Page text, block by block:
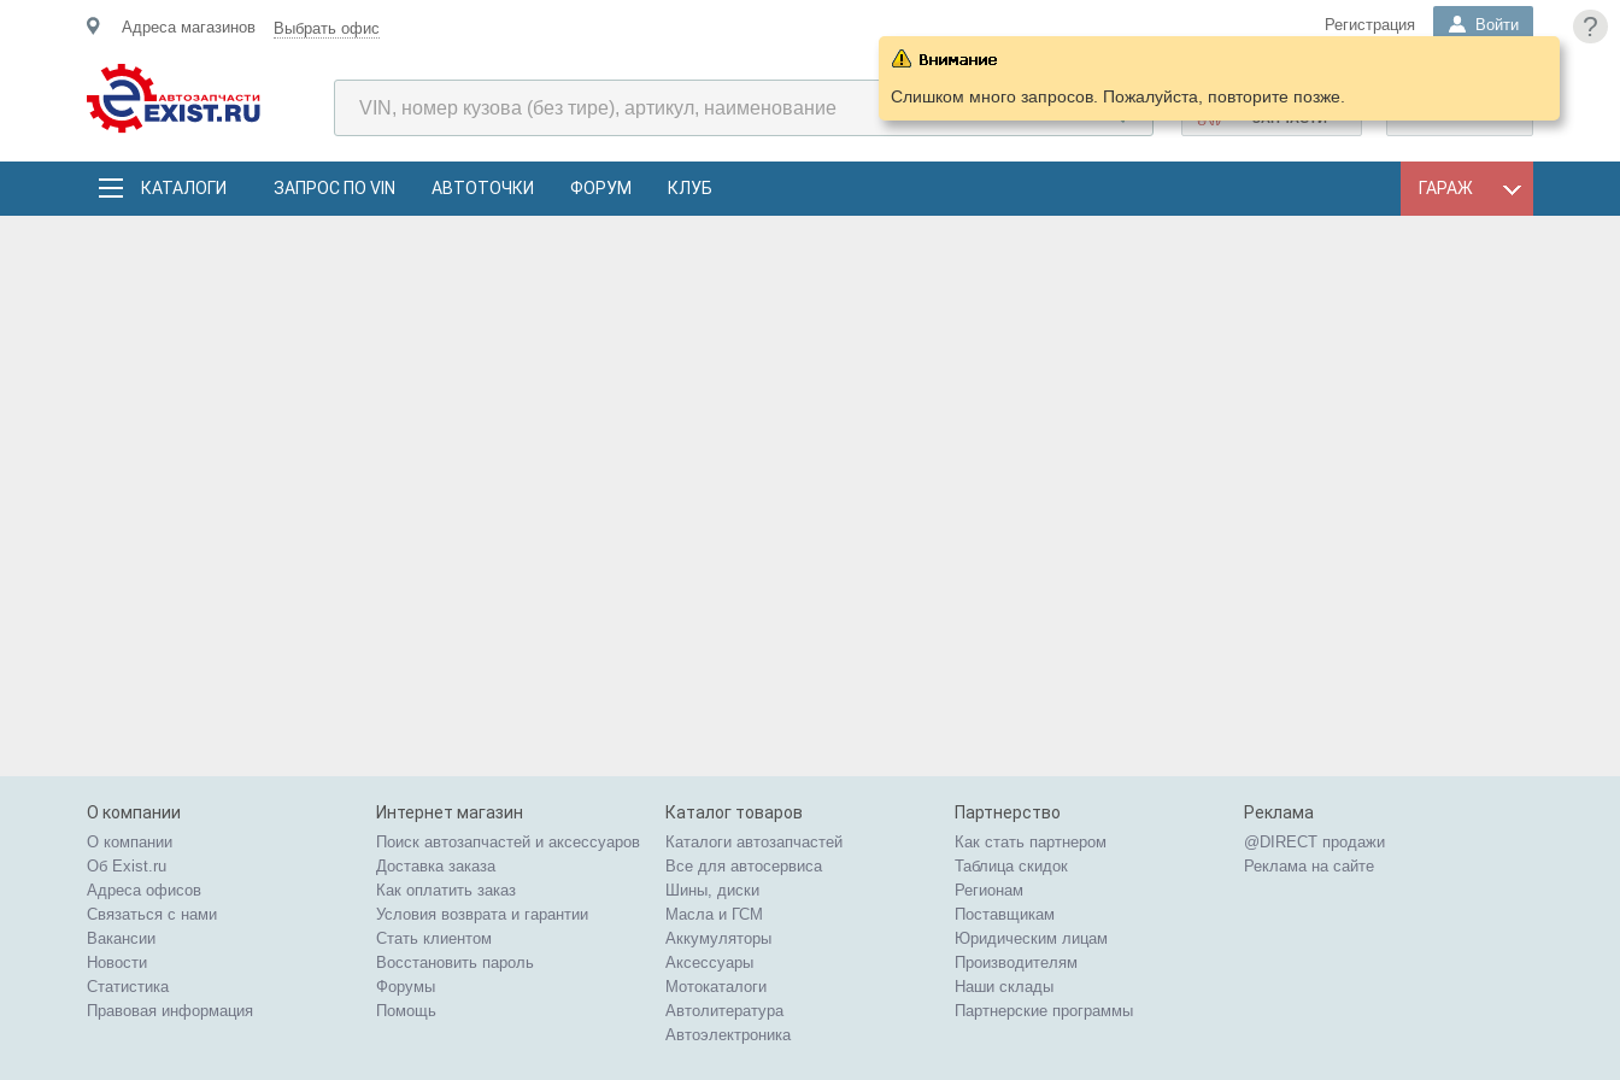
?
Адреса магазинов Выбрать офис Регистрация Войти
ПОДОБРАТЬ
ЗАПЧАСТИ
КАТАЛОГИ ЗАПРОС ПО VIN АВТОТОЧКИ ФОРУМ КЛУБ ГАРАЖ
Слишком много запросов. Пожалуйста, повторите позже.
О компании
О компании
Об Exist.ru
Адреса офисов
Связаться с нами
Вакансии
Новости
Статистика
Правовая информация
Интернет магазин
Поиск автозапчастей и аксессуаров
Доставка заказа
Как оплатить заказ
Условия возврата и гарантии
Стать клиентом
Восстановить пароль
Форумы
Помощь
Каталог товаров
Каталоги автозапчастей
Все для автосервиса
Шины, диски
Масла и ГСМ
Аккумуляторы
Аксессуары
Мотокаталоги
Автолитература
Автоэлектроника
Партнерство
Как стать партнером
Таблица скидок
Регионам
Поставщикам
Юридическим лицам
Производителям
Наши склады
Партнерские программы
Реклама
@DIRECT продажи
Реклама на сайте